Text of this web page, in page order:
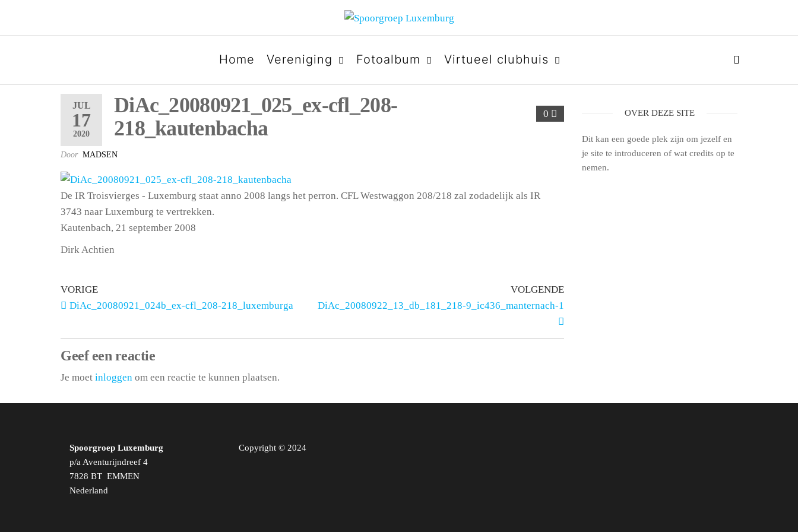
SPOORGROEP LUXEMBURG
Home Vereniging Fotoalbum Virtueel clubhuis
JUL
17
2020
0
DiAc_20080921_025_ex-cfl_208-
218_kautenbacha
Door MADSEN
De IR Troisvierges - Luxemburg staat anno 2008 langs het perron. CFL Westwaggon 208/218 zal zodadelijk als IR
3743 naar Luxemburg te vertrekken.
Kautenbach, 21 september 2008
Dirk Achtien
VORIGE
DiAc_20080921_024b_ex-cfl_208-218_luxemburga
VOLGENDE
DiAc_20080922_13_db_181_218-9_ic436_manternach-1
Geef een reactie
Je moet inloggen om een reactie te kunnen plaatsen.
OVER DEZE SITE
Dit kan een goede plek zijn om jezelf en
je site te introduceren of wat credits op te
nemen.
Spoorgroep Luxemburg
p/a Aventurijndreef 4
7828 BT EMMEN
Nederland
Copyright © 2024